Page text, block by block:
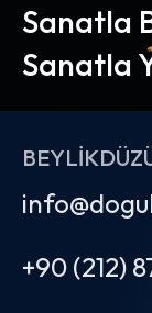
Sanatla
Sanatla
+90 (212)